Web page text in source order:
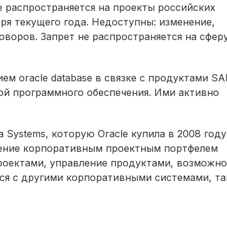
на проекты российских
текущего года. Недоступны: изменение,
Запрет не распространяется на
oracle database в связке с продуктами
программного обеспечения. Ими активно
которую Oracle купила в 2008
корпоративным проектным портфелем
управление продуктами,
с другими корпоративными системами,